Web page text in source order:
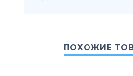
ПОХОЖИЕ